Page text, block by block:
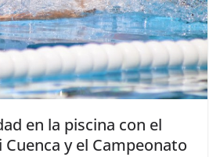
en la piscina con el
y el Campeonato